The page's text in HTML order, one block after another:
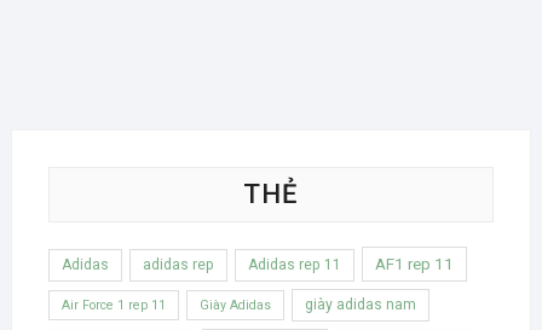
THẺ
Adidas adidas rep Adidas rep 11 AF1 rep 11
Air Force 1 rep 11 Giày Adidas giày adidas nam